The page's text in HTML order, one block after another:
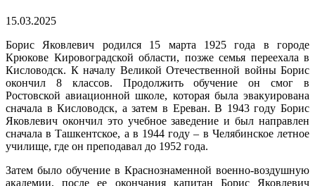
15.03.2025
Борис Яковлевич родился 15 марта 1925 года в городе
Крюкове Кировоградской области, позже семья переехала в
Кисловодск. К началу Великой Отечественной войны Борис
окончил 8 классов. Продолжить обучение он смог в
Ростовской авиационной школе, которая была эвакуирована
сначала в Кисловодск, а затем в Ереван. В 1943 году Борис
Яковлевич окончил это учебное заведение и был направлен
сначала в Ташкентское, а в 1944 году – в Челябинское летное
училище, где он преподавал до 1952 года.
Затем было обучение в Краснознаменной военно-воздушную
академии, после ее окончания капитан Борис Яковлевич